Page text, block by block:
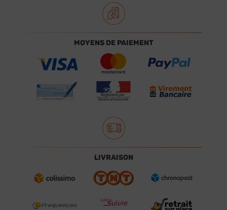
MOYENS DE PAIEMENT
LIVRAISON